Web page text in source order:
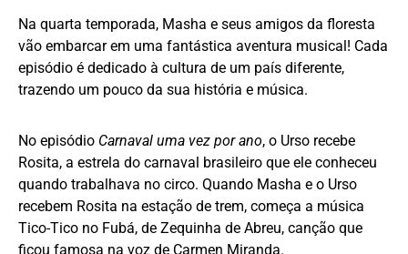
Na quarta temporada, Masha e seus amigos da floresta
vão embarcar em uma fantástica aventura musical! Cada
episódio é dedicado à cultura de um país diferente,
trazendo um pouco da sua história e música.
No episódio Carnaval uma vez por ano, o Urso recebe
Rosita, a estrela do carnaval brasileiro que ele conheceu
quando trabalhava no circo. Quando Masha e o Urso
recebem Rosita na estação de trem, começa a música
Tico-Tico no Fubá, de Zequinha de Abreu, canção que
ficou famosa na voz de Carmen Miranda.